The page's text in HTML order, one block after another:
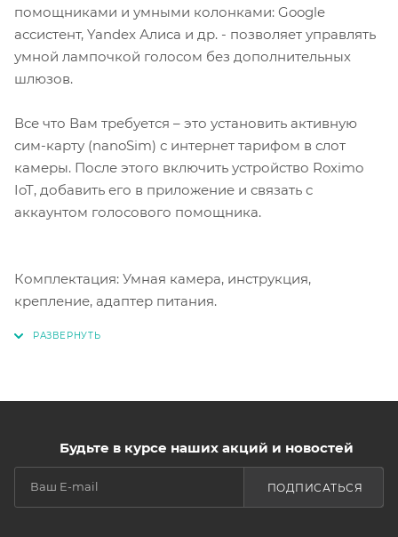
помощниками и умными колонками: Google
ассистент, Yandex Алиса и др. - позволяет управлять
умной лампочкой голосом без дополнительных
шлюзов.
Все что Вам требуется – это установить активную
сим-карту (nanoSim) с интернет тарифом в слот
камеры. После этого включить устройство Roximo
IoT, добавить его в приложение и связать с
аккаунтом голосового помощника.
Комплектация: Умная камера, инструкция,
крепление, адаптер питания.
Будьте в курсе наших акций и новостей
ПОДПИСАТЬСЯ